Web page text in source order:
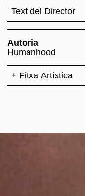
Text del Director
Autoria
Humanhood
+ Fitxa Artística